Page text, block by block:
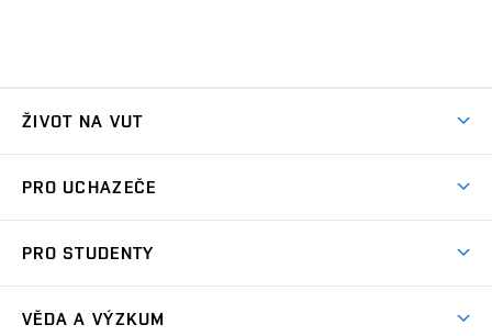
ŽIVOT NA VUT
Koleje
Sport na VUT
PRO UCHAZEČE
Dny otevřených dveří
PRO STUDENTY
VĚDA A VÝZKUM